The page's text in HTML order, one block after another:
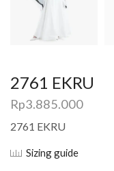
2761 EKRU
Rp3.885.000
2761 EKRU
Sizing guide